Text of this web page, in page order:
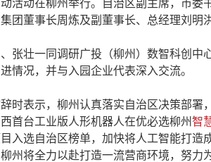
活动在柳州举行。自治区副主席，市
团董事长周炼及副董事长、总经理刘明
壮一同调研广投（柳州）数智科创中
情况，并与入园企业代表深入交流。
表示，柳州认真落实自治区决策部署，
首台工业版人形机器人在优必选柳州智
入选自治区榜单，加快将人工智能打造
州将全力以赴打造一流营商环境，努力